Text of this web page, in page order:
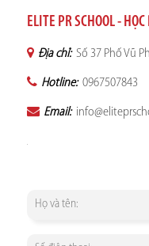
ELITE PR SCHOOL -
Địa chỉ: Số 37 Phố Vũ
Hotline: 0967507843
Email: